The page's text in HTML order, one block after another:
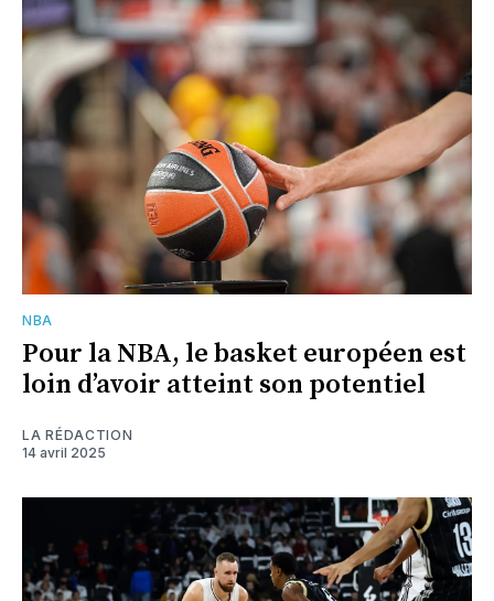
NBA
Pour la NBA, le basket européen est
loin d’avoir atteint son potentiel
LA RÉDACTION
14 avril 2025